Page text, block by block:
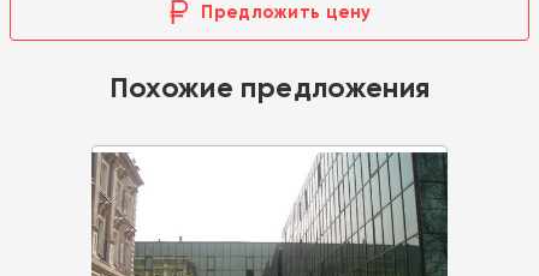
Предложить цену
Похожие предложения